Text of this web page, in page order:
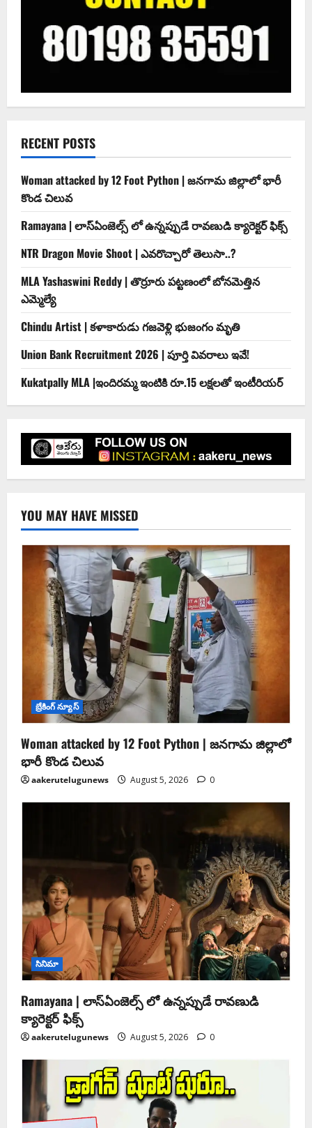
RECENT POSTS
Woman attacked by 12 Foot Python | జనగామ జిల్లాలో భారీ
కొండ చిలువ
Ramayana | లాస్ఏంజెల్స్ లో ఉన్నప్పుడే రావణుడి క్యారెక్టర్ ఫిక్స్
NTR Dragon Movie Shoot | ఎవరొచ్చారో తెలుసా..?
MLA Yashaswini Reddy | తొర్రూరు పట్టణంలో బోనమెత్తిన
ఎమ్మెల్యే
Chindu Artist | కళాకారుడు గజవెళ్లి భుజంగం మృతి
Union Bank Recruitment 2026 | పూర్తి వివరాలు ఇవే!
Kukatpally MLA |ఇందిర‌మ్మ ఇంటికి రూ.15 ల‌క్ష‌ల‌తో ఇంటీరియ‌ర్‌
YOU MAY HAVE MISSED
బ్రేకింగ్ న్యూస్
Woman attacked by 12 Foot Python | జనగామ జిల్లాలో
భారీ కొండ చిలువ
aakerutelugunews August 5, 2026 0
సినిమా
Ramayana | లాస్ఏంజెల్స్ లో ఉన్నప్పుడే రావణుడి
క్యారెక్టర్ ఫిక్స్
aakerutelugunews August 5, 2026 0